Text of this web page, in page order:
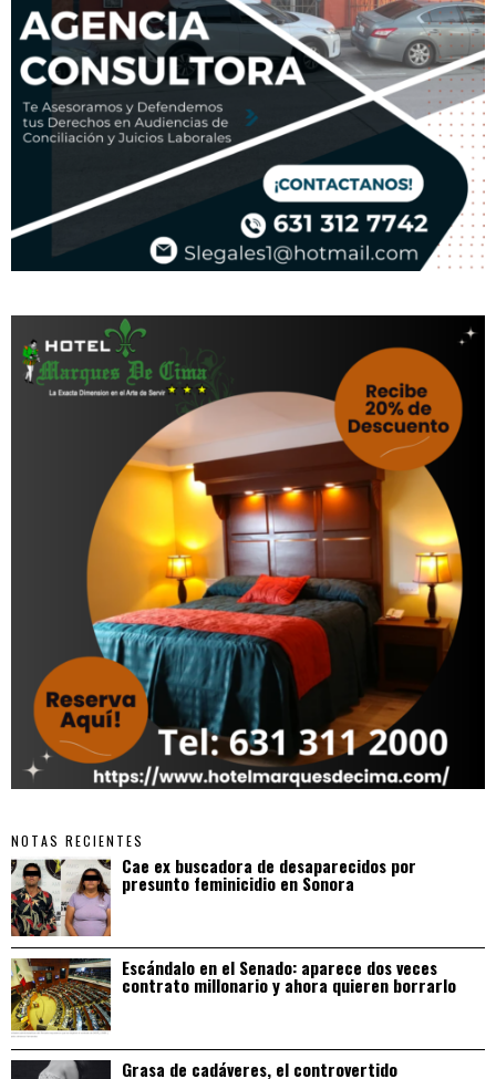
NOTAS RECIENTES
Cae ex buscadora de desaparecidos por
presunto feminicidio en Sonora
Escándalo en el Senado: aparece dos veces
contrato millonario y ahora quieren borrarlo
Grasa de cadáveres, el controvertido